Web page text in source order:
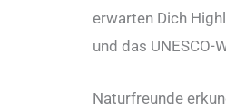
erwarten Dich
und das UNESCO-
Naturfreunde